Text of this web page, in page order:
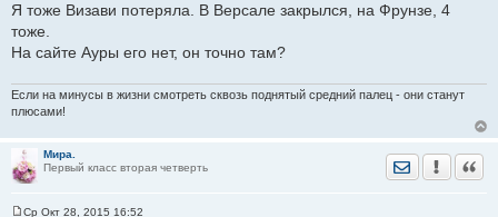
е
н
е
Я тоже Визави потеряла. В Версале закрылся, на Фрунзе, 4
тоже.
На сайте Ауры его нет, он точно там?
Если на минусы в жизни смотреть сквозь поднятый средний палец - они станут
плюсами!
Мира.
Первый класс вторая четверть
Отправить
Ср Окт 28, 2015 16:52